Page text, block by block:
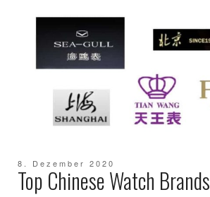
8. Dezember 2020
Top Chinese Watch Brands